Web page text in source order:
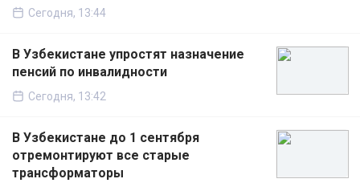
Сегодня, 13:44
В Узбекистане упростят назначение
пенсий по инвалидности
Сегодня, 13:42
В Узбекистане до 1 сентября
отремонтируют все старые
трансформаторы